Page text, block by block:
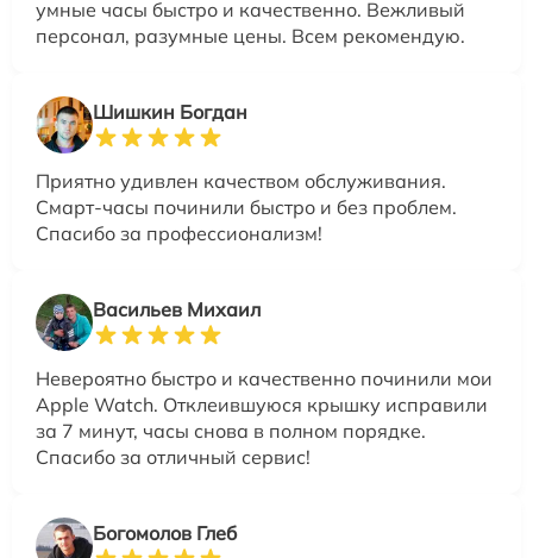
умные часы быстро и качественно. Вежливый
персонал, разумные цены. Всем рекомендую.
Шишкин Богдан
Приятно удивлен качеством обслуживания.
Смарт-часы починили быстро и без проблем.
Спасибо за профессионализм!
Васильев Михаил
Невероятно быстро и качественно починили мои
Apple Watch. Отклеившуюся крышку исправили
за 7 минут, часы снова в полном порядке.
Спасибо за отличный сервис!
Богомолов Глеб